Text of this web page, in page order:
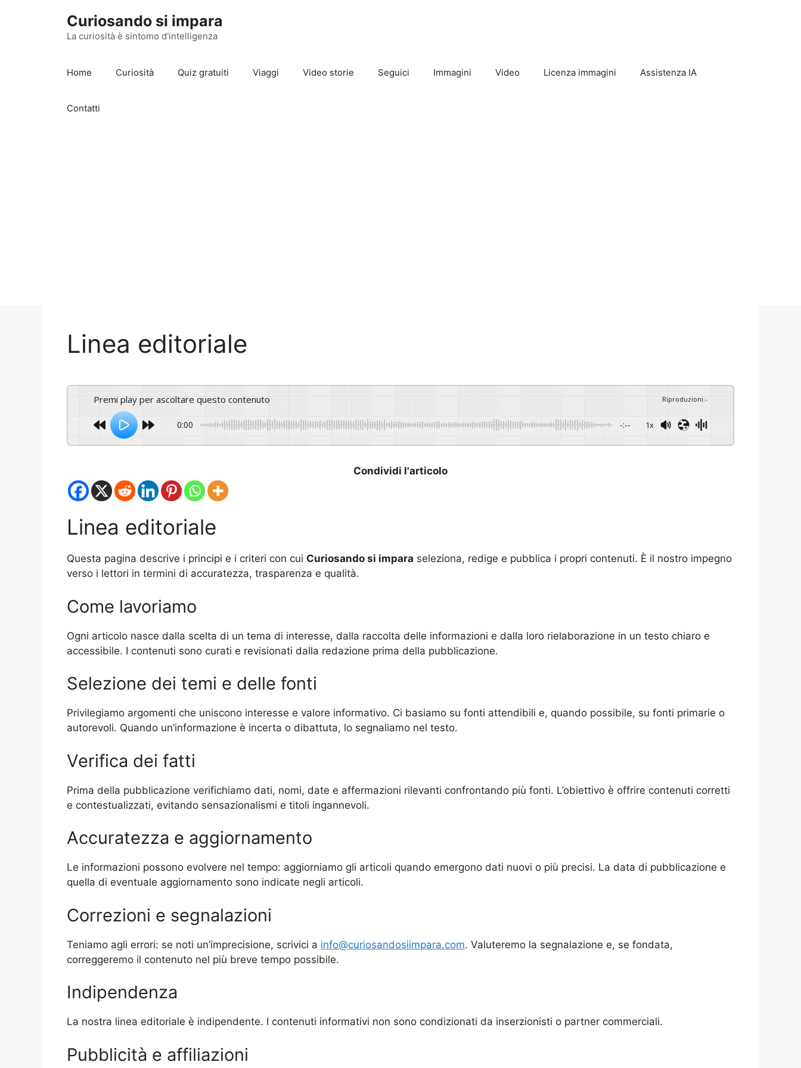
Curiosando si impara
La curiosità è sintomo d'intelligenza
Home Curiosità Quiz gratuiti Viaggi Video storie Seguici Immagini Video Licenza immagini Assistenza IA
Contatti
Linea editoriale
Premi play per ascoltare questo contenuto Riproduzioni:-
0:00 -:-- 1x
Condividi l'articolo
Linea editoriale
Questa pagina descrive i principi e i criteri con cui Curiosando si impara seleziona, redige e pubblica i propri contenuti. È il nostro impegno
verso i lettori in termini di accuratezza, trasparenza e qualità.
Come lavoriamo
Ogni articolo nasce dalla scelta di un tema di interesse, dalla raccolta delle informazioni e dalla loro rielaborazione in un testo chiaro e
accessibile. I contenuti sono curati e revisionati dalla redazione prima della pubblicazione.
Selezione dei temi e delle fonti
Privilegiamo argomenti che uniscono interesse e valore informativo. Ci basiamo su fonti attendibili e, quando possibile, su fonti primarie o
autorevoli. Quando un’informazione è incerta o dibattuta, lo segnaliamo nel testo.
Verifica dei fatti
Prima della pubblicazione verifichiamo dati, nomi, date e affermazioni rilevanti confrontando più fonti. L’obiettivo è offrire contenuti corretti
e contestualizzati, evitando sensazionalismi e titoli ingannevoli.
Accuratezza e aggiornamento
Le informazioni possono evolvere nel tempo: aggiorniamo gli articoli quando emergono dati nuovi o più precisi. La data di pubblicazione e
quella di eventuale aggiornamento sono indicate negli articoli.
Correzioni e segnalazioni
Teniamo agli errori: se noti un’imprecisione, scrivici a info@curiosandosiimpara.com. Valuteremo la segnalazione e, se fondata,
correggeremo il contenuto nel più breve tempo possibile.
Indipendenza
La nostra linea editoriale è indipendente. I contenuti informativi non sono condizionati da inserzionisti o partner commerciali.
Pubblicità e affiliazioni